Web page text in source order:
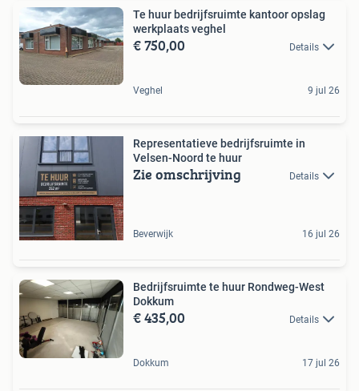
Te huur bedrijfsruimte kantoor opslag
werkplaats veghel
€ 750,00 Details
Veghel 9 jul 26
Representatieve bedrijfsruimte in
Velsen-Noord te huur
Zie omschrijving Details
Beverwijk 16 jul 26
Bedrijfsruimte te huur Rondweg-West
Dokkum
€ 435,00 Details
Dokkum 17 jul 26